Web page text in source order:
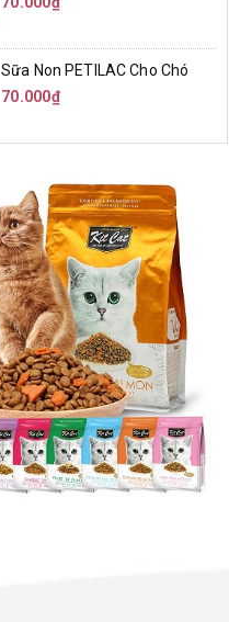
Sữa Non PETILAC Cho Chó
70.000₫